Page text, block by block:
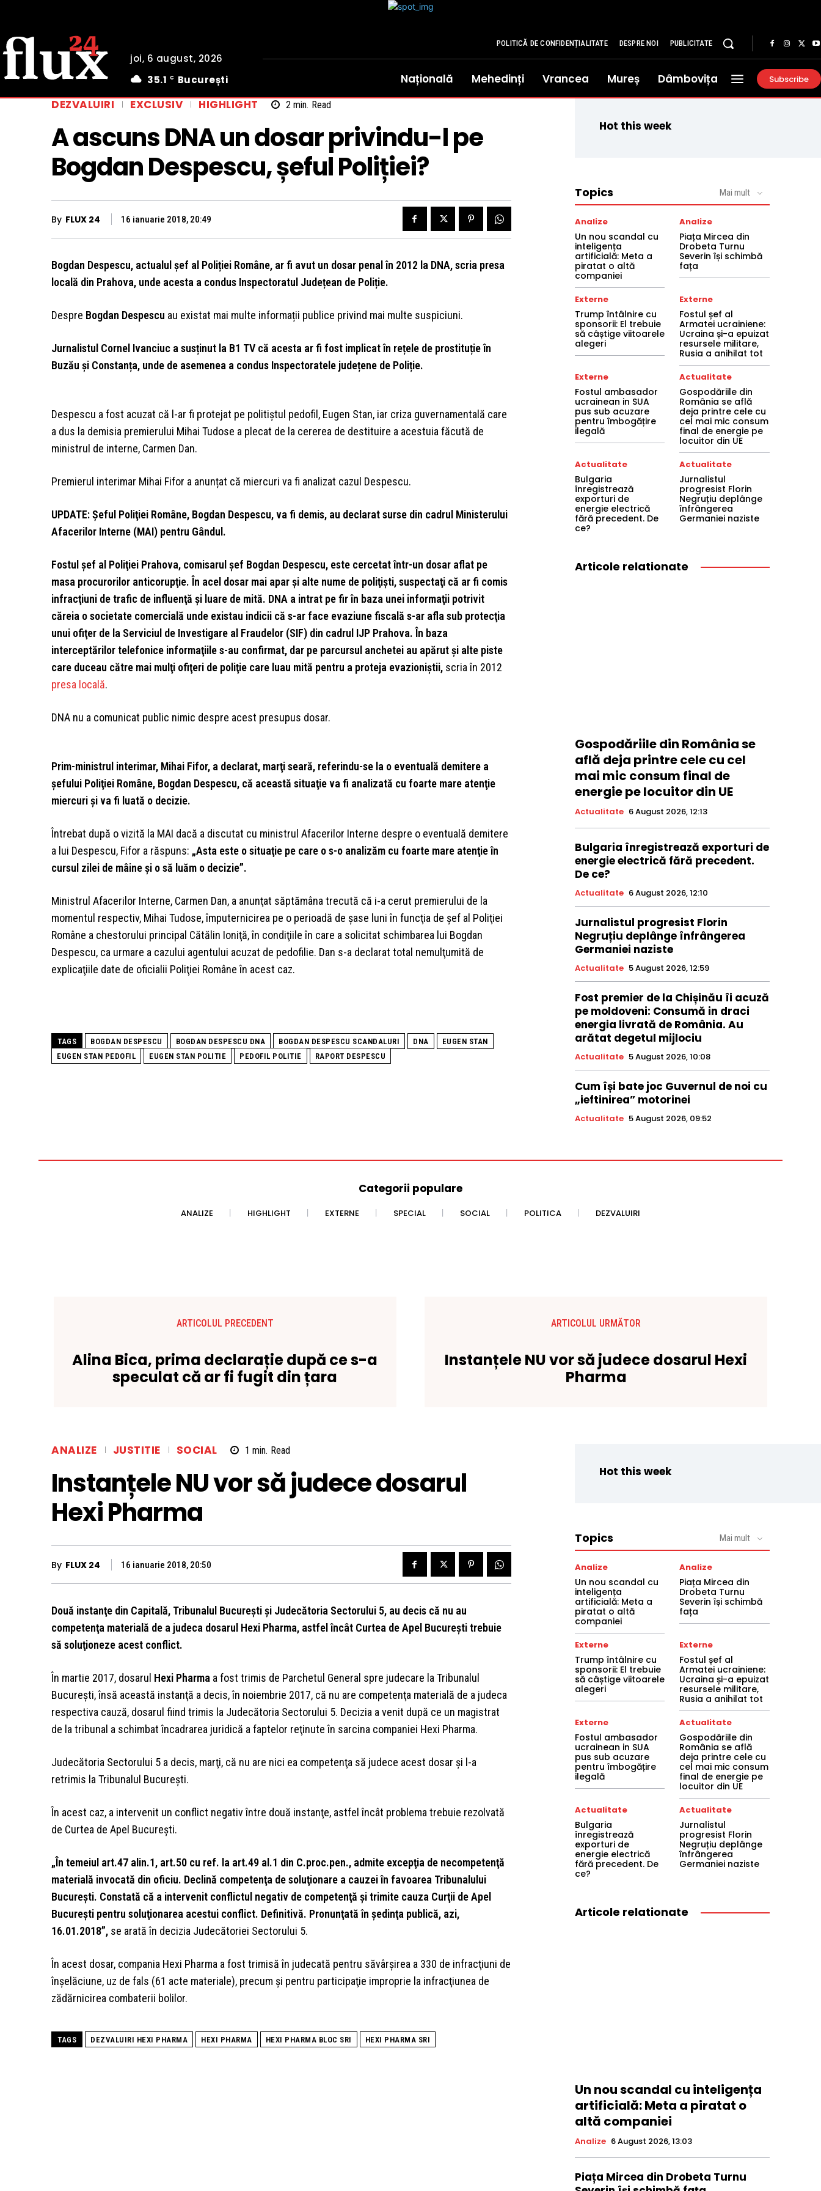
joi, 6 august, 2026
35.1 C București
POLITICĂ DE CONFIDENȚIALITATE DESPRE NOI PUBLICITATE
Națională Mehedinți Vrancea Mureș Dâmbovița Subscribe
DEZVALUIRI EXCLUSIV HIGHLIGHT 2min. Read
A ascuns DNA un dosar privindu-l pe
Bogdan Despescu, șeful Poliției?
By FLUX 24 16 ianuarie 2018, 20:49
Bogdan Despescu, actualul șef al Poliției Române, ar fi avut un dosar penal în 2012 la DNA, scria presa
locală din Prahova, unde acesta a condus Inspectoratul Județean de Poliție.
Despre Bogdan Despescu au existat mai multe informații publice privind mai multe suspiciuni.
Jurnalistul Cornel Ivanciuc a susținut la B1 TV că acesta ar fi fost implicat în rețele de prostituție în
Buzău și Constanța, unde de asemenea a condus Inspectoratele județene de Poliție.
Despescu a fost acuzat că l-ar fi protejat pe politiștul pedofil, Eugen Stan, iar criza guvernamentală care
a dus la demisia premierului Mihai Tudose a plecat de la cererea de destituire a acestuia făcută de
ministrul de interne, Carmen Dan.
Premierul interimar Mihai Fifor a anunțat că miercuri va fi analizat cazul Despescu.
UPDATE: Şeful Poliţiei Române, Bogdan Despescu, va fi demis, au declarat surse din cadrul Ministerului
Afacerilor Interne (MAI) pentru Gândul.
Fostul şef al Poliţiei Prahova, comisarul şef Bogdan Despescu, este cercetat într-un dosar aflat pe
masa procurorilor anticorupţie. În acel dosar mai apar şi alte nume de poliţişti, suspectaţi că ar fi comis
infracţiuni de trafic de influenţă şi luare de mită. DNA a intrat pe fir în baza unei informaţii potrivit
căreia o societate comercială unde existau indicii că s-ar face evaziune fiscală s-ar afla sub protecţia
unui ofiţer de la Serviciul de Investigare al Fraudelor (SIF) din cadrul IJP Prahova. În baza
interceptărilor telefonice informaţiile s-au confirmat, dar pe parcursul anchetei au apărut şi alte piste
care duceau către mai mulţi ofiţeri de poliţie care luau mită pentru a proteja evazioniştii, scria în 2012
presa locală.
DNA nu a comunicat public nimic despre acest presupus dosar.
Prim-ministrul interimar, Mihai Fifor, a declarat, marţi seară, referindu-se la o eventuală demitere a
şefului Poliţiei Române, Bogdan Despescu, că această situaţie va fi analizată cu foarte mare atenţie
miercuri şi va fi luată o decizie.
Întrebat după o vizită la MAI dacă a discutat cu ministrul Afacerilor Interne despre o eventuală demitere
a lui Despescu, Fifor a răspuns: „Asta este o situaţie pe care o s-o analizăm cu foarte mare atenţie în
cursul zilei de mâine şi o să luăm o decizie”.
Ministrul Afacerilor Interne, Carmen Dan, a anunţat săptămâna trecută că i-a cerut premierului de la
momentul respectiv, Mihai Tudose, împuternicirea pe o perioadă de şase luni în funcţia de şef al Poliţiei
Române a chestorului principal Cătălin Ioniţă, în condiţiile în care a solicitat schimbarea lui Bogdan
Despescu, ca urmare a cazului agentului acuzat de pedofilie. Dan s-a declarat total nemulţumită de
explicaţiile date de oficialii Poliţiei Române în acest caz.
TAGS BOGDAN DESPESCU BOGDAN DESPESCU DNA BOGDAN DESPESCU SCANDALURI DNA
EUGEN STAN
EUGEN STAN PEDOFIL
EUGEN STAN POLITIE PEDOFIL POLITIE RAPORT DESPESCU
Hot this week
Topics Mai mult
Analize
Un nou scandal cu
inteligența
artificială: Meta a
piratat o altă
companiei
Analize
Piața Mircea din
Drobeta Turnu
Severin își schimbă
fața
Externe
Trump întâlnire cu
sponsorii: El trebuie
să câștige viitoarele
alegeri
Externe
Fostul șef al
Armatei ucrainiene:
Ucraina și-a epuizat
resursele militare,
Rusia a anihilat tot
Externe
Fostul ambasador
ucrainean in SUA
pus sub acuzare
pentru îmbogățire
ilegală
Actualitate
Gospodăriile din
România se află
deja printre cele cu
cel mai mic consum
final de energie pe
locuitor din UE
Actualitate
Bulgaria
înregistrează
exporturi de
energie electrică
fără precedent. De
ce?
Actualitate
Jurnalistul
progresist Florin
Negruțiu deplânge
înfrângerea
Germaniei naziste
Articole relationate
Gospodăriile din România se
află deja printre cele cu cel
mai mic consum final de
energie pe locuitor din UE
Actualitate 6 August 2026, 12:13
Bulgaria înregistrează exporturi de
energie electrică fără precedent.
De ce?
Actualitate 6 August 2026, 12:10
Jurnalistul progresist Florin
Negruțiu deplânge înfrângerea
Germaniei naziste
Actualitate 5 August 2026, 12:59
Fost premier de la Chișinău îi acuză
pe moldoveni: Consumă in draci
energia livrată de România. Au
arătat degetul mijlociu
Actualitate 5 August 2026, 10:08
Cum își bate joc Guvernul de noi cu
„ieftinirea” motorinei
Actualitate 5 August 2026, 09:52
Categorii populare
ANALIZE HIGHLIGHT EXTERNE SPECIAL SOCIAL POLITICA DEZVALUIRI
ARTICOLUL PRECEDENT
Alina Bica, prima declarație după ce s-a
speculat că ar fi fugit din țara
ARTICOLUL URMĂTOR
Instanțele NU vor să judece dosarul Hexi
Pharma